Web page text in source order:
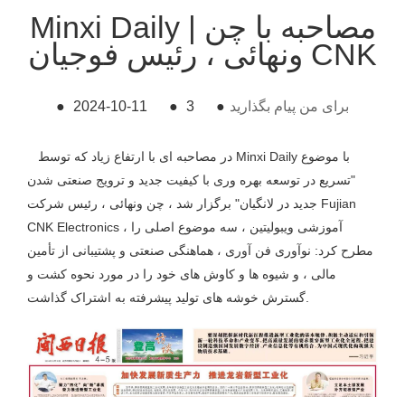
Minxi Daily | مصاحبه با چن
ونهائی ، رئیس فوجیان CNK
● 2024-10-11 ● 3 ● برای من پیام بگذارید
"تسریع در توسعه بهره وری با کیفیت جدید و ترویج صنعتی شدن
جدید در لانگیان" برگزار شد ، چن ونهائی ، رئیس شرکت Fujian
CNK Electronics ، آموزشی ویبولیتین ، سه موضوع اصلی را
مطرح کرد: نوآوری فن آوری ، هماهنگی صنعتی و پشتیبانی از تأمین
مالی ، و شیوه ها و کاوش های خود را در مورد نحوه کشت و
گسترش خوشه های تولید پیشرفته به اشتراک گذاشت.